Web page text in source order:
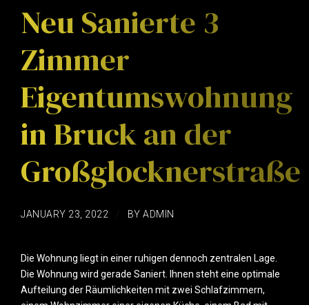
Neu Sanierte 3
Zimmer
Eigentumswohnung
in Bruck an der
Großglocknerstraße
JANUARY 23, 2022 BY ADMIN
Die Wohnung liegt in einer ruhigen dennoch zentralen Lage.
Die Wohnung wird gerade Saniert. Ihnen steht eine optimale
Aufteilung der Räumlichkeiten mit zwei Schlafzimmern,